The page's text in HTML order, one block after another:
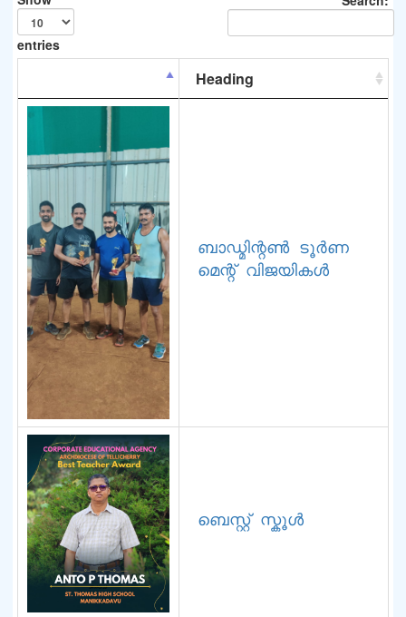
entries
Heading
ബാഡ്മിന്റൺ ടൂർണ
മെന്റ് വിജയികൾ
ബെസ്റ്റ് സ്കൂൾ